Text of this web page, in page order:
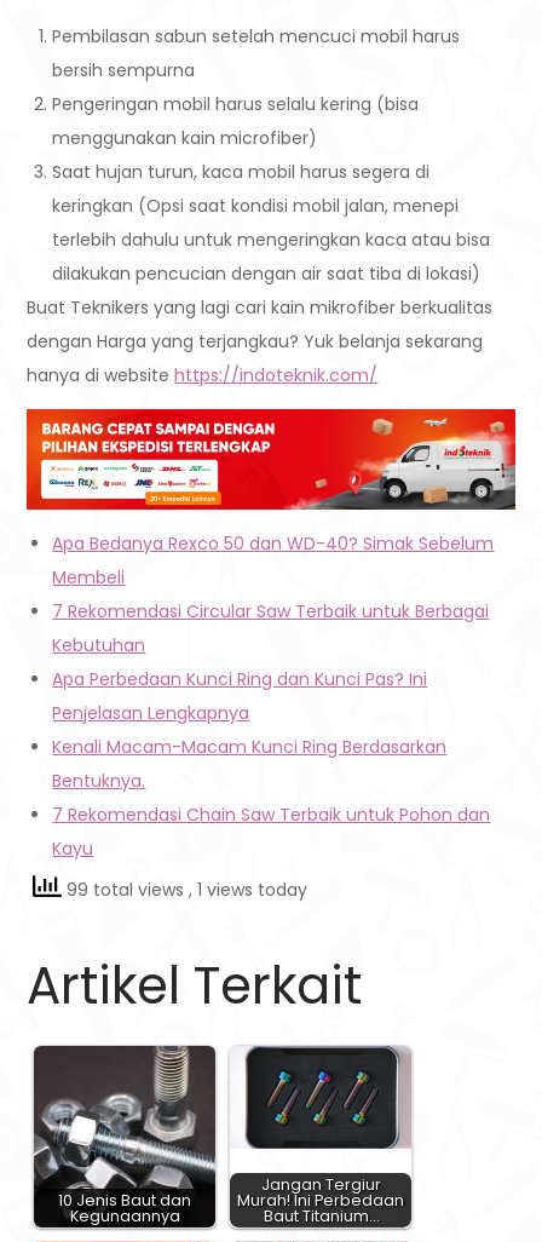
Pembilasan sabun setelah mencuci mobil harus
bersih sempurna
Pengeringan mobil harus selalu kering (bisa
menggunakan kain microfiber)
Saat hujan turun, kaca mobil harus segera di
keringkan (Opsi saat kondisi mobil jalan, menepi
terlebih dahulu untuk mengeringkan kaca atau bisa
dilakukan pencucian dengan air saat tiba di lokasi)
Buat Teknikers yang lagi cari kain mikrofiber berkualitas
dengan Harga yang terjangkau? Yuk belanja sekarang
hanya di websitehttps://indoteknik.com/
Apa Bedanya Rexco 50 dan WD-40? Simak Sebelum
Membeli
7 Rekomendasi Circular Saw Terbaik untuk Berbagai
Kebutuhan
Apa Perbedaan Kunci Ring dan Kunci Pas? Ini
Penjelasan Lengkapnya
Kenali Macam-Macam Kunci Ring Berdasarkan
Bentuknya.
7 Rekomendasi Chain Saw Terbaik untuk Pohon dan
Kayu
99 total views, 1 views today
Artikel Terkait
10 Jenis Baut dan
Kegunaannya
Jangan Tergiur
Murah! Ini Perbedaan
Baut Titanium…